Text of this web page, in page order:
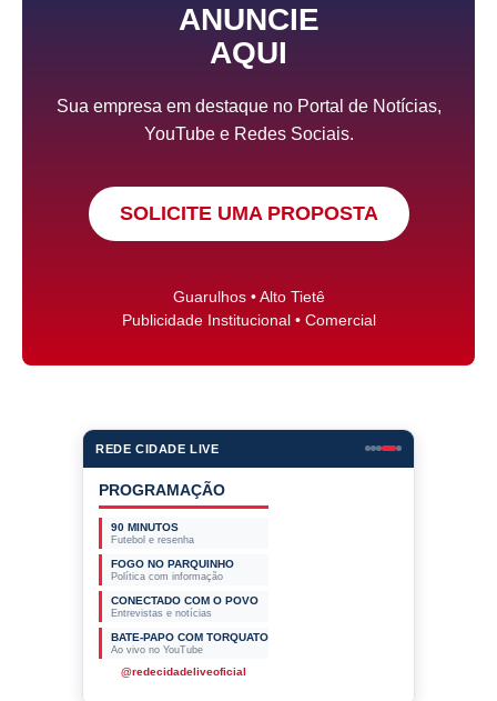
ANUNCIE
AQUI
Sua empresa em destaque no Portal de Notícias,
YouTube e Redes Sociais.
SOLICITE UMA PROPOSTA
Guarulhos • Alto Tietê
Publicidade Institucional • Comercial
REDE CIDADE LIVE
PROGRAMAÇÃO
90 MINUTOS
Futebol e resenha
FOGO NO PARQUINHO
Política com informação
CONECTADO COM O POVO
Entrevistas e notícias
BATE-PAPO COM TORQUATO
Ao vivo no YouTube
@redecidadeliveoficial